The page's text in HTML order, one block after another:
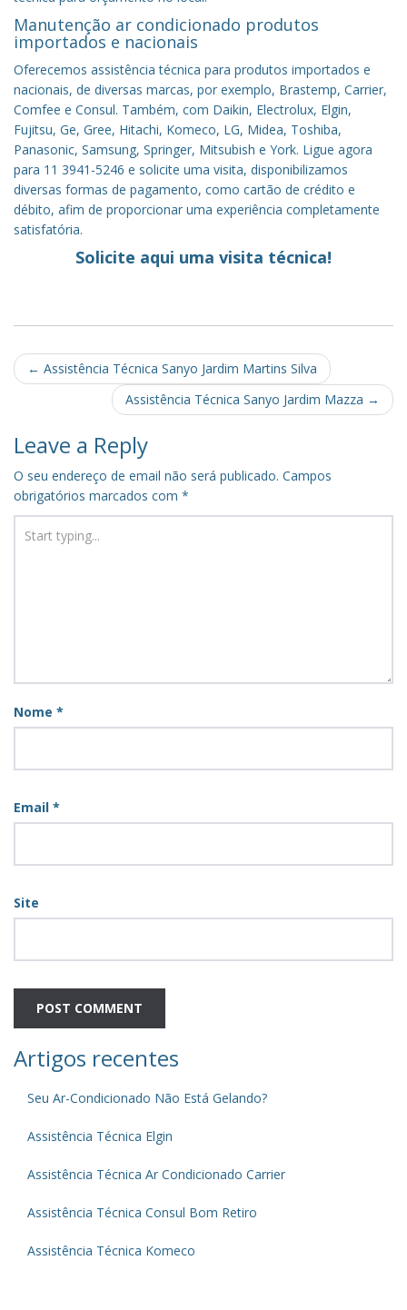
Manutenção ar condicionado produtos
importados e nacionais
Oferecemos assistência técnica para produtos importados e
nacionais, de diversas marcas, por exemplo, Brastemp, Carrier,
Comfee e Consul. Também, com Daikin, Electrolux, Elgin,
Fujitsu, Ge, Gree, Hitachi, Komeco, LG, Midea, Toshiba,
Panasonic, Samsung, Springer, Mitsubish e York. Ligue agora
para 11 3941-5246 e solicite uma visita, disponibilizamos
diversas formas de pagamento, como cartão de crédito e
débito, afim de proporcionar uma experiência completamente
satisfatória.
Solicite aqui uma visita técnica!
Post
navigation
← Assistência Técnica Sanyo Jardim Martins Silva
Assistência Técnica Sanyo Jardim Mazza →
Leave a Reply
O seu endereço de email não será publicado. Campos
obrigatórios marcados com *
Nome *
Email *
Site
Artigos recentes
Seu Ar-Condicionado Não Está Gelando?
Assistência Técnica Elgin
Assistência Técnica Ar Condicionado Carrier
Assistência Técnica Consul Bom Retiro
Assistência Técnica Komeco